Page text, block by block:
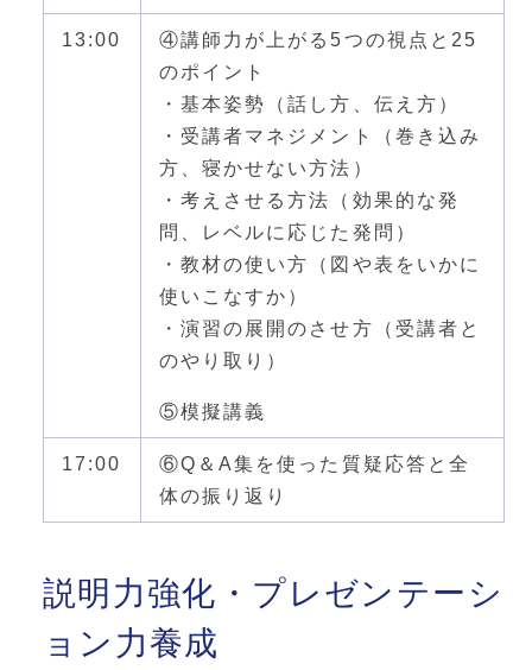
13:00
④講師力が上がる5つの視点と25
のポイント
・基本姿勢（話し方、伝え方）
・受講者マネジメント（巻き込み
方、寝かせない方法）
・考えさせる方法（効果的な発
問、レベルに応じた発問）
・教材の使い方（図や表をいかに
使いこなすか）
・演習の展開のさせ方（受講者と
のやり取り）
⑤模擬講義
17:00
⑥Q＆A集を使った質疑応答と全
体の振り返り
説明力強化・プレゼンテーシ
ョン力養成